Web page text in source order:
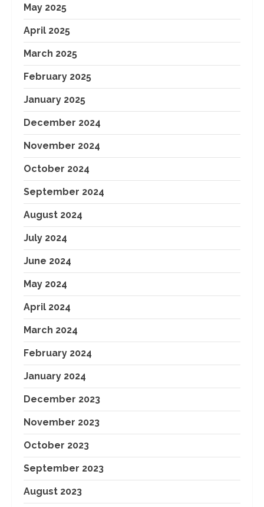
May 2025
April 2025
March 2025
February 2025
January 2025
December 2024
November 2024
October 2024
September 2024
August 2024
July 2024
June 2024
May 2024
April 2024
March 2024
February 2024
January 2024
December 2023
November 2023
October 2023
September 2023
August 2023